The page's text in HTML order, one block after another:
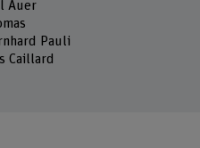
Auer
Pauli
Caillard